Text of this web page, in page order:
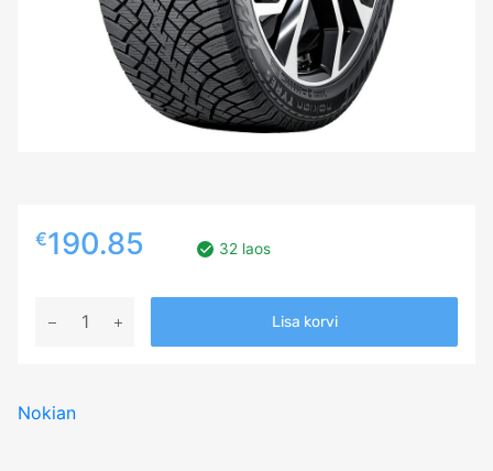
€190.85 32 laos
NOKIAN
SUV
Lisa korvi
Nokian